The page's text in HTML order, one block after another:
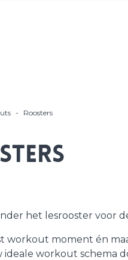
- Roosters
het lesrooster voor
workout moment én
ideale workout schema